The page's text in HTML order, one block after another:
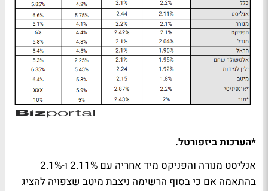
*הערכות ביזפורטל.
אנליסט מנורה והפניקס מיד אחריה עם 2.11% ו-2.1%
בהתאמה אם כי בסוף הרשימה ניצבת מיטב שצפויה להציג